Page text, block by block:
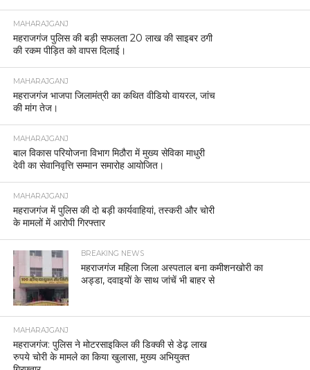
MAHARAJGANJ
महराजगंज पुलिस की बड़ी सफलता 20 लाख की साइबर ठगी
की रकम पीड़ित को वापस दिलाई।
MAHARAJGANJ
महराजगंज भाजपा जिलामंत्री का कथित वीडियो वायरल, जांच
की मांग तेज।
MAHARAJGANJ
बाल विकास परियोजना विभाग मिठौरा में मुख्य सेविका माधुरी
देवी का सेवानिवृत्ति सम्मान समारोह आयोजित।
MAHARAJGANJ
महराजगंज में पुलिस की दो बड़ी कार्यवाहियां, तस्करी और चोरी
के मामलों में आरोपी गिरफ्तार
BREAKING NEWS
महराजगंज महिला जिला अस्पताल बना कमीशनखोरी का
अड्डा, दवाइयों के साथ जांचें भी बाहर से
MAHARAJGANJ
महराजगंज: पुलिस ने मोटरसाइकिल की डिक्की से डेढ़ लाख
रुपये चोरी के मामले का किया खुलासा, मुख्य अभियुक्त